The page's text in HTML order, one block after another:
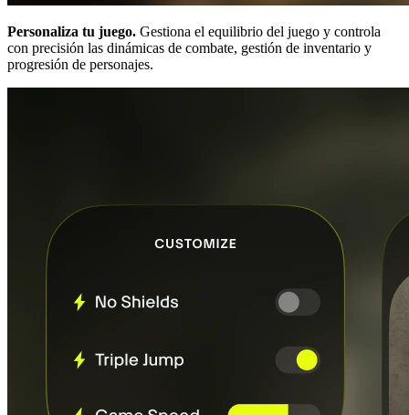
Personaliza tu juego. Gestiona el equilibrio del juego y controla
con precisión las dinámicas de combate, gestión de inventario y
progresión de personajes.